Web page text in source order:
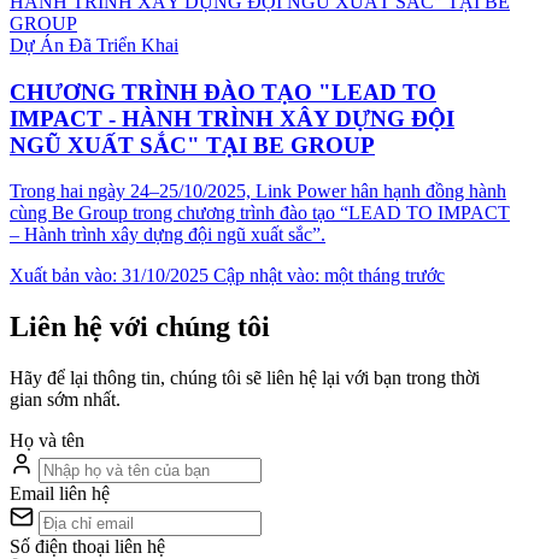
Dự Án Đã Triển Khai
CHƯƠNG TRÌNH ĐÀO TẠO "LEAD TO
IMPACT - HÀNH TRÌNH XÂY DỰNG ĐỘI
NGŨ XUẤT SẮC" TẠI BE GROUP
Trong hai ngày 24–25/10/2025, Link Power hân hạnh đồng hành
cùng Be Group trong chương trình đào tạo “LEAD TO IMPACT
– Hành trình xây dựng đội ngũ xuất sắc”.
Xuất bản vào: 31/10/2025 Cập nhật vào: một tháng trước
Liên hệ với chúng tôi
Hãy để lại thông tin, chúng tôi sẽ liên hệ lại với bạn trong thời
gian sớm nhất.
Họ và tên
Email liên hệ
Số điện thoại liên hệ